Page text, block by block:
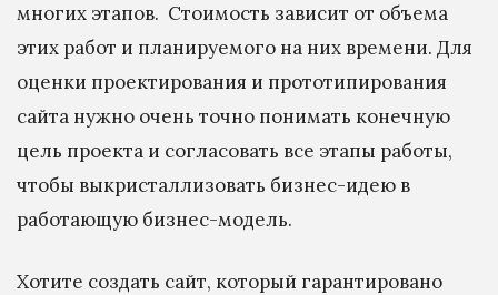
многих этапов. Стоимость зависит от объема
этих работ и планируемого на них времени. Для
оценки проектирования и прототипирования
сайта нужно очень точно понимать конечную
цель проекта и согласовать все этапы работы,
чтобы выкристаллизовать бизнес-идею в
работающую бизнес-модель.
Хотите создать сайт, который гарантировано